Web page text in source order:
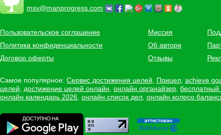
msv@manprogress.com
Пользовательское соглашение
Политика конфиденциальности
Договор оферты
Миссия
Об авторе
Отзывы
Самое популярное: Сервис достижения целей Прицел achieve
целей
достижение целей онлайн онлайн органайзер
онлайн календарь 2026 онлайн список дел онлайн колесо